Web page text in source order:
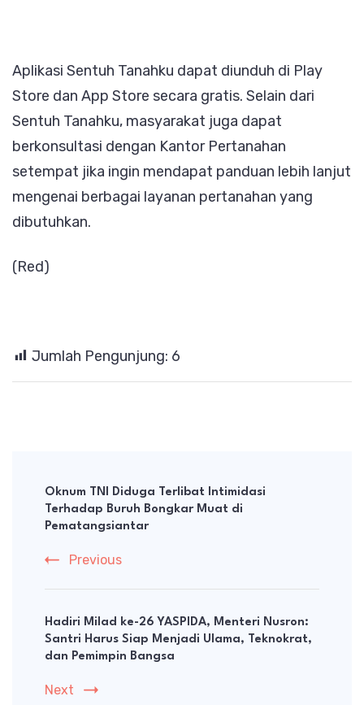
Aplikasi Sentuh Tanahku dapat diunduh di Play
Store dan App Store secara gratis. Selain dari
Sentuh Tanahku, masyarakat juga dapat
berkonsultasi dengan Kantor Pertanahan
setempat jika ingin mendapat panduan lebih lanjut
mengenai berbagai layanan pertanahan yang
dibutuhkan.
(Red)
Jumlah Pengunjung: 6
Navigation
Oknum TNI Diduga Terlibat Intimidasi
Terhadap Buruh Bongkar Muat di
Pematangsiantar
Previous
Hadiri Milad ke-26 YASPIDA, Menteri Nusron:
Santri Harus Siap Menjadi Ulama, Teknokrat,
dan Pemimpin Bangsa
Next